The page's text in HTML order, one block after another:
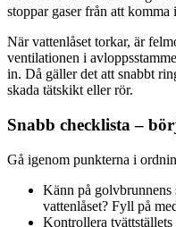
stoppar gaser från att komma
När vattenlåset torkar, är
ventilationen i
in. Då gäller det att snabbt
skada tätskikt eller rör.
Snabb checklista –
Gå igenom punkterna i
Känn på
vattenlåset? Fyll på
Kontrollera